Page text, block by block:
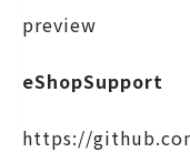
preview
eShopSupport
https://